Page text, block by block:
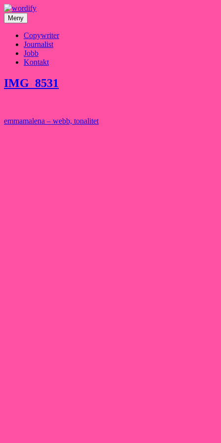
Hoppa
till
innehåll
Meny
Copywriter
Journalist
Jobb
Kontakt
IMG_8531
Inläggsnavigering
emmamalena – webb, tonalitet